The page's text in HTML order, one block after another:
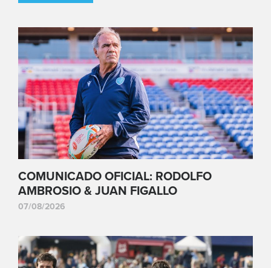
COMUNICADO OFICIAL: RODOLFO
AMBROSIO & JUAN FIGALLO
07/08/2026